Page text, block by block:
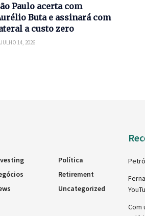
Paulo acerta com
Buta e assinará com
a custo zero
JULHO 14, 2026
Política
Retirement
Uncategorized
Com